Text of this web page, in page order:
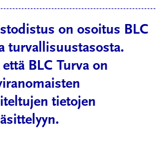
on osoitus BLC
turvallisuustasosta.
BLC Turva on
tietojen